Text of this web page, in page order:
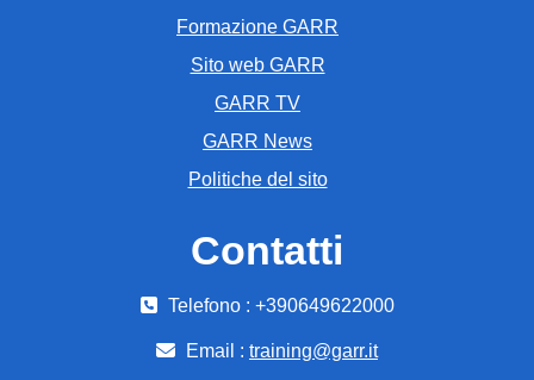
Formazione GARR
Sito web GARR
GARR TV
GARR News
Politiche del sito
Contatti
Telefono : +390649622000
Email : training@garr.it